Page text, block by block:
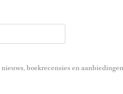
boekrecensies en